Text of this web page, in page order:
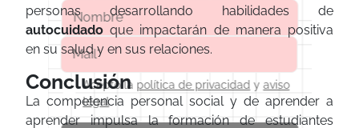
Acepto la política de privacidad yaviso
legal
personas desarrollando habilidades de
autocuidado que impactarán de manera positiva
en su salud y en sus relaciones.
Conclusión
La competencia personal social y de aprender a
aprender impulsa la formación de estudiantes